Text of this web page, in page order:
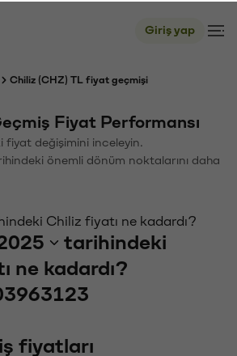
Giriş yap
Chiliz (CHZ) TL fiyat geçmişi
Fiyat Performansı
fiyat değişimini inceleyin.
önemli dönüm noktalarını daha
Chiliz fiyatı ne kadardı?
tarihindeki
ne kadardı?
fiyatları